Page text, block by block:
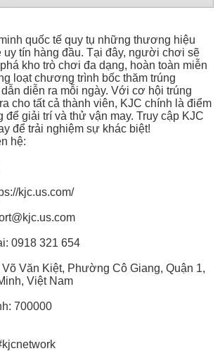
quốc tế quy tụ những thương hiệu
uy tín hàng đầu. Tại đây, người chơi sẽ
kho trò chơi đa dạng, hoàn toàn miễn
loạt chương trình bốc thăm trúng
diễn ra mỗi ngày. Với cơ hội trúng
cho tất cả thành viên, KJC chính là điểm
để giải trí và thử vận may. Truy cập KJC
để trải nghiệm sự khác biệt!
hệ:
kjc.us.com/
0918 321 654
Văn Kiệt, Phường Cô Giang, Quận 1,
Việt Nam
700000